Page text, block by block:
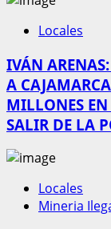
Locales
IVÁN
A
MILLONES EN
SALIR DE LA
Locales
Mineria